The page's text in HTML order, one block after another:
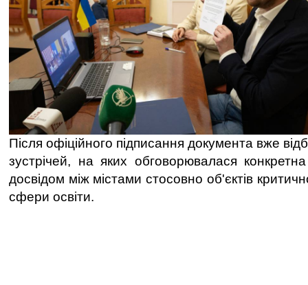
Після офіційного підписання документа вже
зустрічей, на яких обговорювалася
досвідом між містами стосовно об'єктів
сфери освіти.